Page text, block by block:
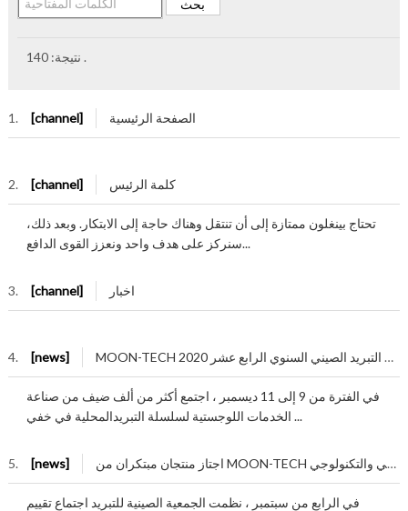
نتيجة:140 .
1. [channel] الصفحة الرئيسية
2. [channel] كلمة الرئیس
تحتاج بينغلون ممتازة إلى أن تنتقل وهناك حاجة إلى الابتكار. وبعد ذلك،
سنركز على هدف واحد ونعزز القوى الدافع...
3. [channel] اخبار
4. [news] MOON-TECH تشارك في مؤتمر صناعة سلسلة التبرید الصیني السنوي الرابع عشر 2020
في الفترة من 9 إلى 11 دیسمبر ، اجتمع أكثر من ألف ضیف من صناعة
الخدمات اللوجستیة لسلسلة التبریدالمحلیة في خفي ...
5. [news] اجتاز منتجان مبتكران من MOON-TECH التقییم العلمي والتكنولوجي
في الرابع من سبتمبر ، نظمت الجمعیة الصینیة للتبرید اجتماع تقییم